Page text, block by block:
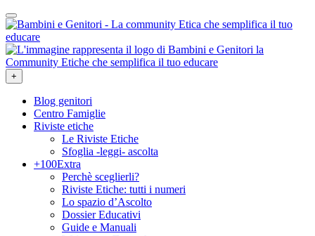
+
Blog genitori
Centro Famiglie
Riviste etiche
Le Riviste Etiche
Sfoglia -leggi- ascolta
+100Extra
Perchè sceglierli?
Riviste Etiche: tutti i numeri
Lo spazio d’Ascolto
Dossier Educativi
Guide e Manuali